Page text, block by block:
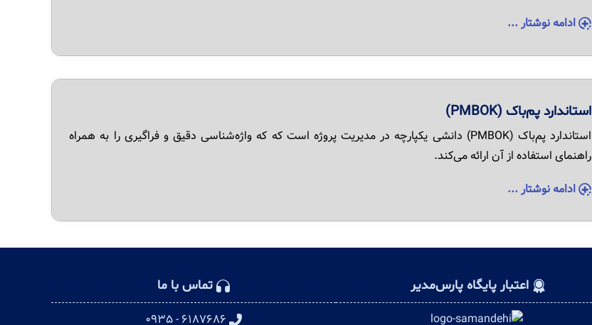
ادامه نوشتار ...
استاندارد پم‌باک (PMBOK)
استاندارد پم‌باک (PMBOK) دانشی یکپارچه در مدیریت پروژه است که که واژه‌شناسی دقیق و فراگیری را به همراه
راهنمای استفاده از آن ارائه می‌کند.
ادامه نوشتار ...
اعتبار پایگاه پارس‌مدیر
تماس با ما
۶۱۸۷۶۸۶ - ۰۹۳۵